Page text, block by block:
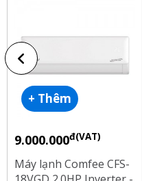
+ Thêm
9.000.000đ(VAT)
Máy lạnh Comfee CFS-